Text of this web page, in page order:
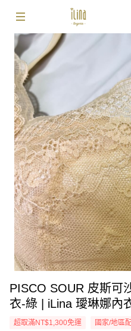
PISCO SOUR 皮斯可
衣-綠 | iLina 璦琳娜內
超取滿NT$1,300免運 國家/地區